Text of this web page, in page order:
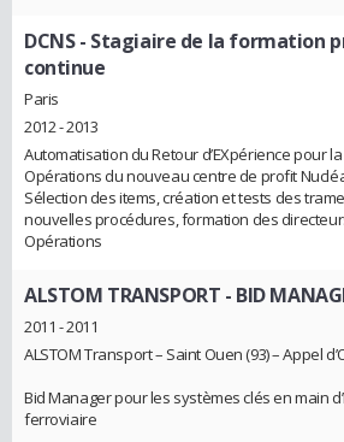
DCNS- Stagiaire de la formation
continue
Paris
2012 - 2013
Automatisation du Retour d’EXpérience pour
Opérations du nouveau centre de profit
Sélection des items, création et tests des
nouvelles procédures, formation des
Opérations
ALSTOM TRANSPORT - BID
2011 - 2011
ALSTOM Transport – Saint Ouen (93) – Appel
Bid Manager pour les systèmes clés en main
ferroviaire